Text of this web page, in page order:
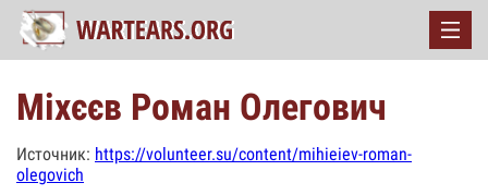
Міхєєв Роман Олегович
Источник: https://volunteer.su/content/mihieiev-roman-
olegovich